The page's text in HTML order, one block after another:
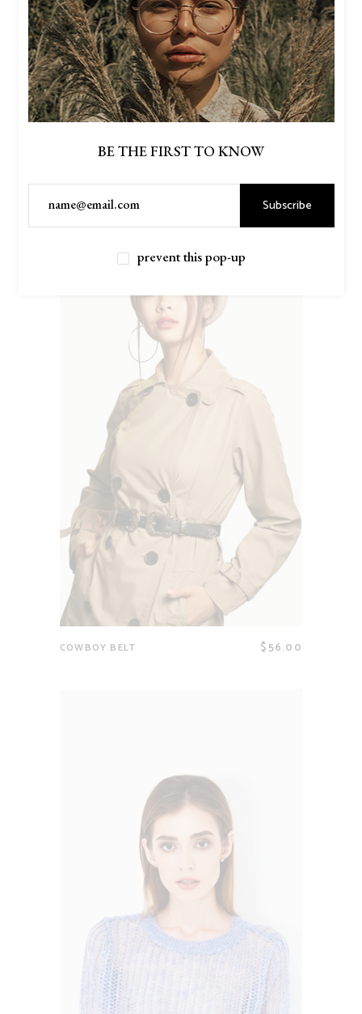
BE THE FIRST TO KNOW
Subscribe
prevent this pop-up
DENIM JACKET $45.00
COWBOY BELT $56.00